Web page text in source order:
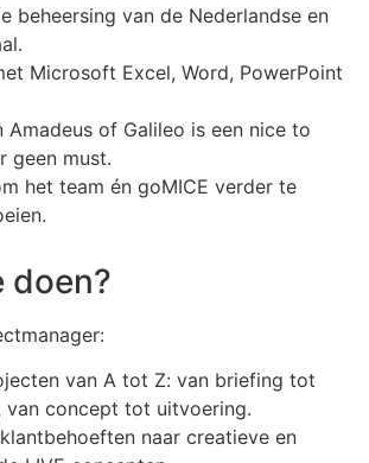
beheersing van de Nederlandse en
Microsoft Excel, Word, PowerPoint
Amadeus of Galileo is een nice to
geen must.
het team én goMICE verder te
doen?
van A tot Z: van briefing tot
van concept tot uitvoering.
naar creatieve en